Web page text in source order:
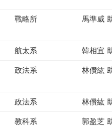
戰略所 馬準威
航太系 韓相宜
政法系 林儹紘
政法系 林儹紘
教科系 郭盈芝